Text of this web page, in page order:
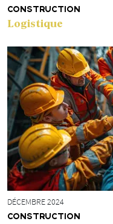
CONSTRUCTION
Logistique
DÉCEMBRE 2024
CONSTRUCTION